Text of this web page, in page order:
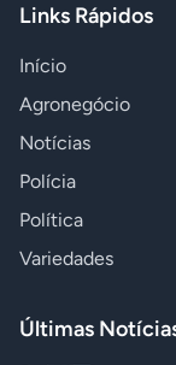
Links Rápidos
Início
Agronegócio
Notícias
Polícia
Política
Variedades
Últimas